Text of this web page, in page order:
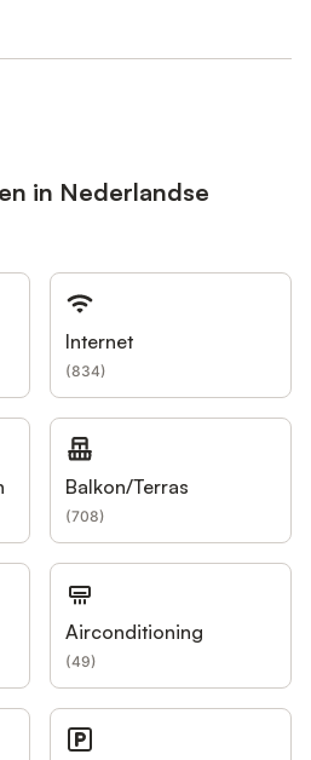
in Nederlandse
Internet
(834)
Balkon/Terras
(708)
Airconditioning
(49)